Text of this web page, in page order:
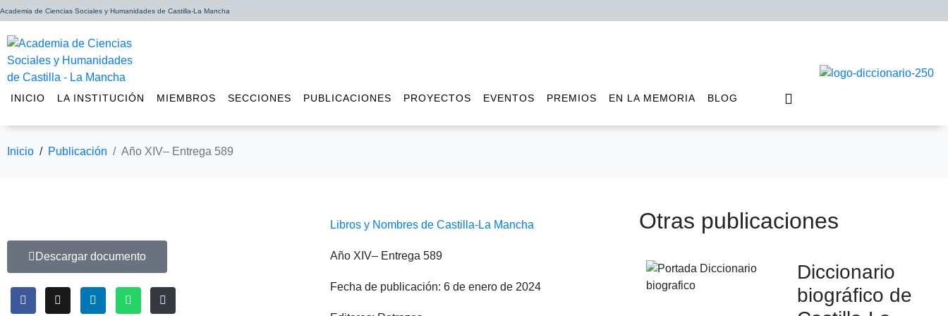
Academia de Ciencias Sociales y Humanidades de Castilla-La Mancha
INICIO LA INSTITUCIÓN MIEMBROS SECCIONES PUBLICACIONES PROYECTOS EVENTOS PREMIOS EN LA MEMORIA BLOG
Inicio Publicación Año XIV– Entrega 589
Descargar documento
Libros y Nombres de Castilla-La Mancha
Año XIV– Entrega 589
Fecha de publicación: 6 de enero de 2024
Otras publicaciones
Diccionario
biográfico de